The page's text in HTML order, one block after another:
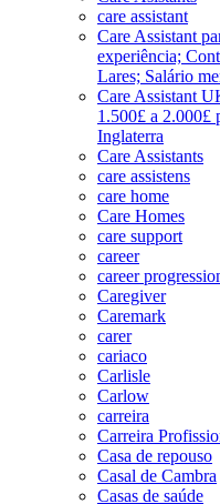
care assistant
Care Assistant
experiência;
Lares; Salário
Care Assistant
1.500£ a 2.000£
Inglaterra
Care Assistants
care assistens
care home
Care Homes
care support
career
career
Caregiver
Caremark
carer
cariaco
Carlisle
Carlow
carreira
Carreira
Casa de repouso
Casal de Cambra
Casas de saúde